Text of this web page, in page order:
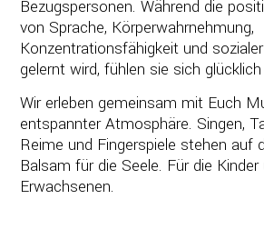
Bezugspersonen. Während die
von Sprache, Körperwahrnehmung,
Konzentrationsfähigkeit und
gelernt wird, fühlen sie sich
Wir erleben gemeinsam mit Euch
entspannter Atmosphäre. Singen,
Reime und Fingerspiele stehen auf
Balsam für die Seele. Für die Kinder
Erwachsenen.